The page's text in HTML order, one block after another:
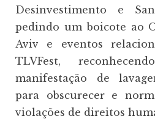
Desinvestimento e
pedindo um boicote ao
Aviv e eventos
TLVFest,
manifestação de
para obscurecer e
violações de direitos